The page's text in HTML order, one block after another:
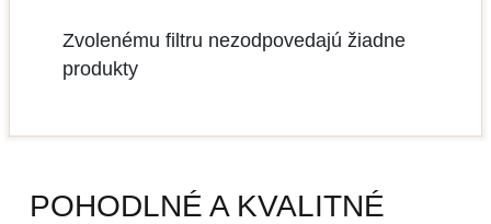
Zvolenému filtru nezodpovedajú žiadne
produkty
POHODLNÉ A KVALITNÉ